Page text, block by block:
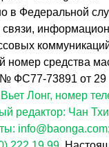
в Федеральной
связи,
номер средства
ФС77-73891 от 29
Лонг, номер
редактор: Чан